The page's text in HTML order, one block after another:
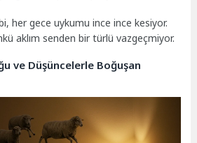
her gece uykumu ince ince kesiyor.
aklım senden bir türlü vazgeçmiyor.
ve Düşüncelerle Boğuşan